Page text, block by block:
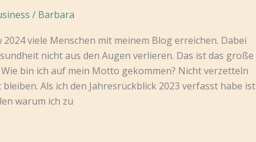
/ Barbara
2024 viele Menschen mit meinem Blog erreichen. Dabei
nicht aus den Augen verlieren. Das ist das große
Wie bin ich auf mein Motto gekommen? Nicht verzetteln
Als ich den Jahresrückblick 2023 verfasst habe ist
warum ich zu